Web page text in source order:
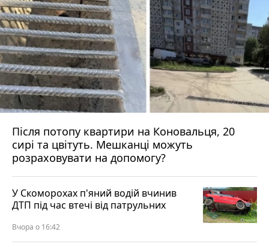
Після потопу квартири на Коновальця, 20
сирі та цвітуть. Мешканці можуть
розраховувати на допомогу?
У Скоморохах п'яний водій вчинив
ДТП під час втечі від патрульних
Вчора о 16:42